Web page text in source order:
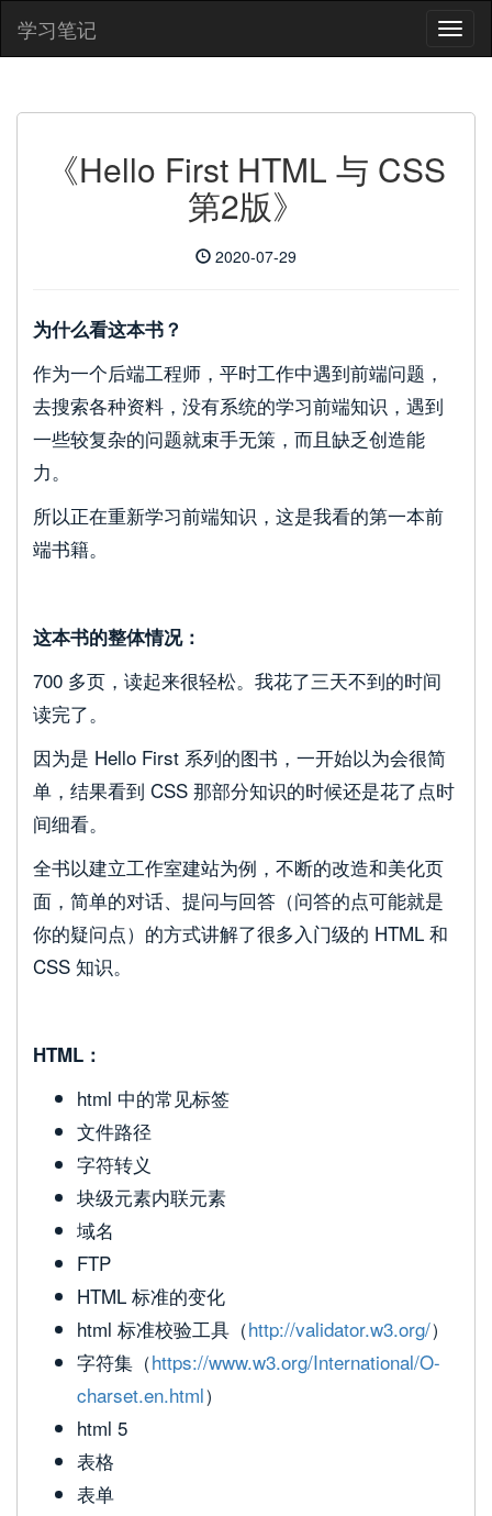
学习笔记
《Hello First HTML 与 CSS
第2版》
2020-07-29
为什么看这本书？
作为一个后端工程师，平时工作中遇到前端问题，
去搜索各种资料，没有系统的学习前端知识，遇到
一些较复杂的问题就束手无策，而且缺乏创造能
力。
所以正在重新学习前端知识，这是我看的第一本前
端书籍。
这本书的整体情况：
700 多页，读起来很轻松。我花了三天不到的时间
读完了。
因为是 Hello First 系列的图书，一开始以为会很简
单，结果看到 CSS 那部分知识的时候还是花了点时
间细看。
全书以建立工作室建站为例，不断的改造和美化页
面，简单的对话、提问与回答（问答的点可能就是
你的疑问点）的方式讲解了很多入门级的 HTML 和
CSS 知识。
HTML：
html 中的常见标签
文件路径
字符转义
块级元素内联元素
域名
FTP
HTML 标准的变化
html 标准校验工具（http://validator.w3.org/）
字符集（https://www.w3.org/International/O-
charset.en.html）
html 5
表格
表单